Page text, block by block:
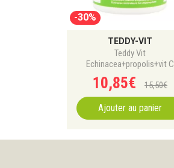
-30%
TEDDY-VIT
Teddy Vit
Echinacea+propolis+vit C
Gomme Ours 50
10,85€ 15,50€
Ajouter au panier